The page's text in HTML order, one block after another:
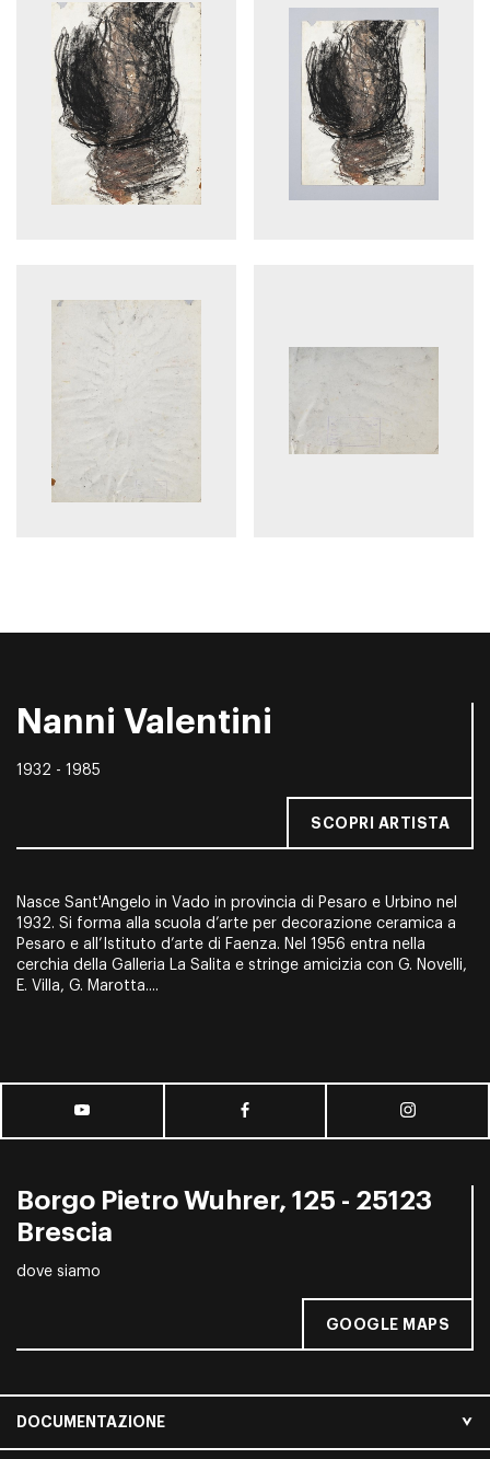
Nanni Valentini
1932 - 1985
SCOPRI ARTISTA
Nasce Sant'Angelo in Vado in provincia di Pesaro e Urbino nel
1932. Si forma alla scuola d’arte per decorazione ceramica a
Pesaro e all’Istituto d’arte di Faenza. Nel 1956 entra nella
cerchia della Galleria La Salita e stringe amicizia con G. Novelli,
E. Villa, G. Marotta....
Borgo Pietro Wuhrer, 125 - 25123
Brescia
dove siamo
GOOGLE MAPS
DOCUMENTAZIONE